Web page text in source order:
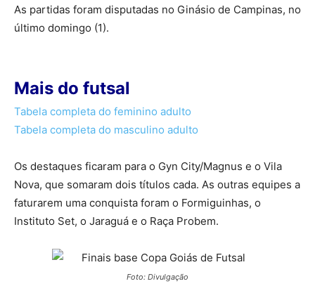
As partidas foram disputadas no Ginásio de Campinas, no
último domingo (1).
Mais do futsal
Tabela completa do feminino adulto
Tabela completa do masculino adulto
Os destaques ficaram para o Gyn City/Magnus e o Vila
Nova, que somaram dois títulos cada. As outras equipes a
faturarem uma conquista foram o Formiguinhas, o
Instituto Set, o Jaraguá e o Raça Probem.
Foto: Divulgação